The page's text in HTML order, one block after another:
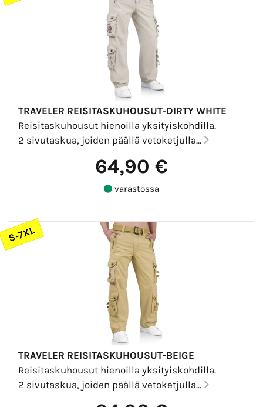
TRAVELER REISITASKUHOUSUT-DIRTY WHITE
Reisitaskuhousut hienoilla yksityiskohdilla.
2 sivutaskua, joiden päällä vetoketjulla...
64,90 €
varastossa
S-7XL
TRAVELER REISITASKUHOUSUT-BEIGE
Reisitaskuhousut hienoilla yksityiskohdilla.
2 sivutaskua, joiden päällä vetoketjulla...